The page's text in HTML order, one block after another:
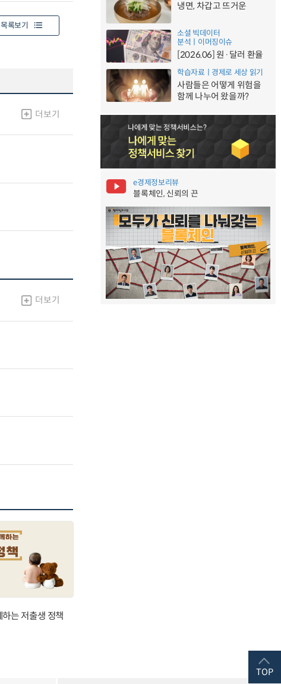
목록보기
더보기
더보기
는 저출생 정책
냉면, 차갑고 뜨거운
소셜 빅데이터
분석ㅣ이머징이슈
[2026.06] 원·달러 환율
학습자료ㅣ경제로 세상 읽기
사람들은 어떻게 위험을
함께 나누어 왔을까?
e경제정보리뷰
블록체인, 신뢰의 끈
TOP